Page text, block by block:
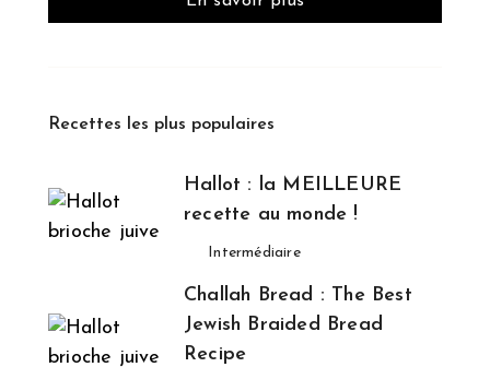
Recettes les plus populaires
Hallot : la MEILLEURE
recette au monde !
Intermédiaire
Challah Bread : The Best
Jewish Braided Bread
Recipe